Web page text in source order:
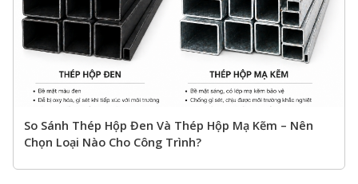
So Sánh Thép Hộp Đen Và Thép Hộp Mạ Kẽm – Nên
Chọn Loại Nào Cho Công Trình?